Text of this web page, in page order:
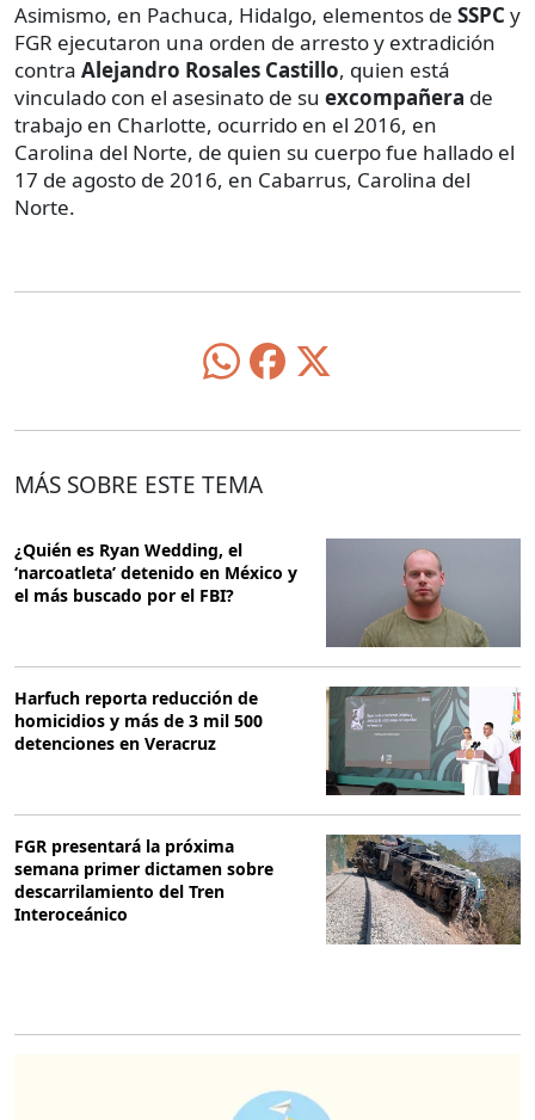
Asimismo, en Pachuca, Hidalgo, elementos de SSPC y
FGR ejecutaron una orden de arresto y extradición
contra Alejandro Rosales Castillo, quien está
vinculado con el asesinato de su excompañera de
trabajo en Charlotte, ocurrido en el 2016, en
Carolina del Norte, de quien su cuerpo fue hallado el
17 de agosto de 2016, en Cabarrus, Carolina del
Norte.
MÁS SOBRE ESTE TEMA
¿Quién es Ryan Wedding, el
‘narcoatleta’ detenido en México y
el más buscado por el FBI?
Harfuch reporta reducción de
homicidios y más de 3 mil 500
detenciones en Veracruz
FGR presentará la próxima
semana primer dictamen sobre
descarrilamiento del Tren
Interoceánico